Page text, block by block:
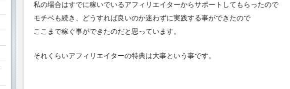
私の場合はすでに稼いでいるアフィリエイターからサポートしてもらったので
モチベも続き、どうすれば良いのか迷わずに実践する事ができたので
ここまで稼ぐ事ができたのだと思っています。
それくらいアフィリエイターの特典は大事という事です。